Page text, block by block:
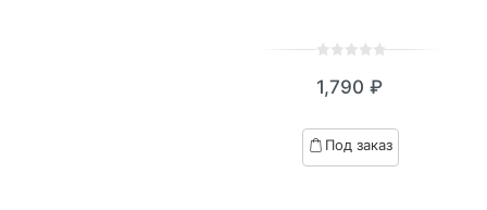
out
based
on
1,790 ₽
Под заказ